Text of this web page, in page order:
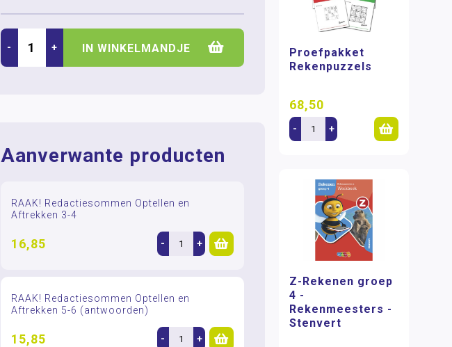
- + IN WINKELMANDJE
Aanverwante producten
RAAK! Redactiesommen Optellen en
Aftrekken 3-4
16,85 - +
RAAK! Redactiesommen Optellen en
Aftrekken 5-6 (antwoorden)
15,85 - +
Proefpakket
Rekenpuzzels
68,50
- +
Z-Rekenen groep
4 -
Rekenmeesters -
Stenvert